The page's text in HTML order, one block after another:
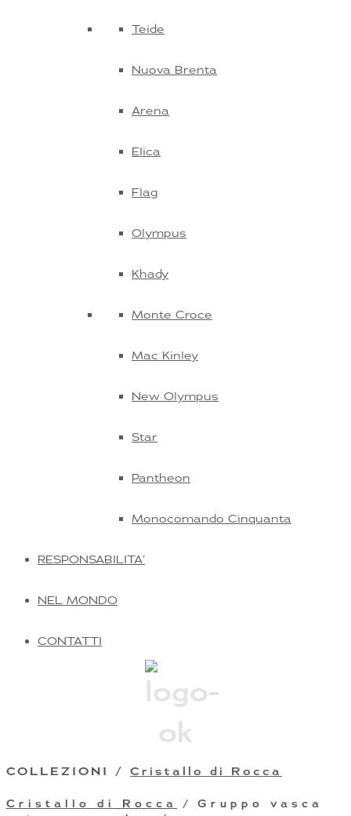
Teide
Nuova Brenta
Arena
Elica
Flag
Olympus
Khady
Monte Croce
Mac Kinley
New Olympus
Star
Pantheon
Monocomando Cinquanta
RESPONSABILITA’
NEL MONDO
CONTATTI
COLLEZIONI / Cristallo di Rocca
Cristallo di Rocca
/ Gruppo vasca